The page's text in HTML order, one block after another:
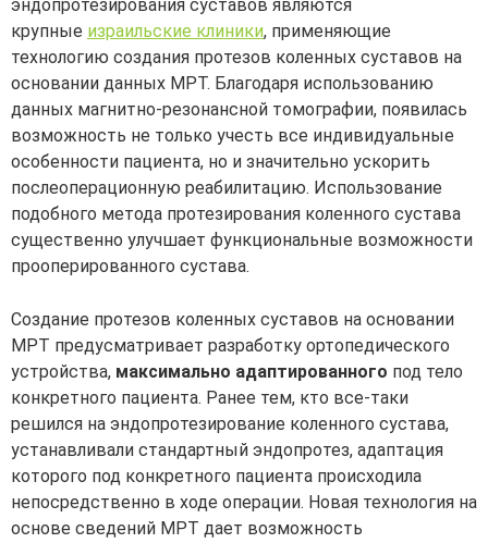
эндопротезирования суставов являются
крупные израильские клиники, применяющие
технологию создания протезов коленных суставов на
основании данных МРТ. Благодаря использованию
данных магнитно-резонансной томографии, появилась
возможность не только учесть все индивидуальные
особенности пациента, но и значительно ускорить
послеоперационную реабилитацию. Использование
подобного метода протезирования коленного сустава
существенно улучшает функциональные возможности
прооперированного сустава.
Создание протезов коленных суставов на основании
МРТ предусматривает разработку ортопедического
устройства, максимально адаптированного под тело
конкретного пациента. Ранее тем, кто все-таки
решился на эндопротезирование коленного сустава,
устанавливали стандартный эндопротез, адаптация
которого под конкретного пациента происходила
непосредственно в ходе операции. Новая технология на
основе сведений МРТ дает возможность